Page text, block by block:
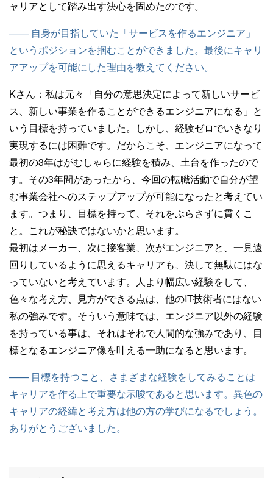
ャリアとして踏み出す決心を固めたのです。
—— 自身が目指していた「サービスを作るエンジニア」
というポジションを掴むことができました。最後にキャリ
アアップを可能にした理由を教えてください。
Kさん： 私は元々「自分の意思決定によって新しいサービ
ス、新しい事業を作ることができるエンジニアになる」と
いう目標を持っていました。しかし、経験ゼロでいきなり
実現するには困難です。だからこそ、エンジニアになって
最初の3年はがむしゃらに経験を積み、土台を作ったので
す。その3年間があったから、今回の転職活動で自分が望
む事業会社へのステップアップが可能になったと考えてい
ます。つまり、目標を持って、それをぶらさずに貫くこ
と。これが秘訣ではないかと思います。
最初はメーカー、次に接客業、次がエンジニアと、一見遠
回りしているように思えるキャリアも、決して無駄にはな
っていないと考えています。人より幅広い経験をして、
色々な考え方、見方ができる点は、他のIT技術者にはない
私の強みです。そういう意味では、エンジニア以外の経験
を持っている事は、それはそれで人間的な強みであり、目
標となるエンジニア像を叶える一助になると思います。
—— 目標を持つこと、さまざまな経験をしてみることは
キャリアを作る上で重要な示唆であると思います。異色の
キャリアの経緯と考え方は他の方の学びになるでしょう。
ありがとうございました。